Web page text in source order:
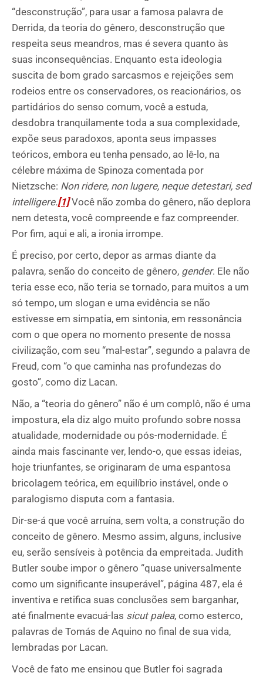
“desconstrução”, para usar a famosa palavra de
Derrida, da teoria do gênero, desconstrução que
respeita seus meandros, mas é severa quanto às
suas inconsequências. Enquanto esta ideologia
suscita de bom grado sarcasmos e rejeições sem
rodeios entre os conservadores, os reacionários, os
partidários do senso comum, você a estuda,
desdobra tranquilamente toda a sua complexidade,
expõe seus paradoxos, aponta seus impasses
teóricos, embora eu tenha pensado, ao lê-lo, na
célebre máxima de Spinoza comentada por
Nietzsche: Non ridere, non lugere, neque detestari, sed
intelligere.[1]Você não zomba do gênero, não deplora
nem detesta, você compreende e faz compreender.
Por fim, aqui e ali, a ironia irrompe.
É preciso, por certo, depor as armas diante da
palavra, senão do conceito de gênero, gender. Ele não
teria esse eco, não teria se tornado, para muitos a um
só tempo, um slogan e uma evidência se não
estivesse em simpatia, em sintonia, em ressonância
com o que opera no momento presente de nossa
civilização, com seu “mal-estar”, segundo a palavra de
Freud, com “o que caminha nas profundezas do
gosto”, como diz Lacan.
Não, a “teoria do gênero” não é um complô, não é uma
impostura, ela diz algo muito profundo sobre nossa
atualidade, modernidade ou pós-modernidade. É
ainda mais fascinante ver, lendo-o, que essas ideias,
hoje triunfantes, se originaram de uma espantosa
bricolagem teórica, em equilíbrio instável, onde o
paralogismo disputa com a fantasia.
Dir-se-á que você arruína, sem volta, a construção do
conceito de gênero. Mesmo assim, alguns, inclusive
eu, serão sensíveis à potência da empreitada. Judith
Butler soube impor o gênero “quase universalmente
como um significante insuperável”, página 487, ela é
inventiva e retifica suas conclusões sem barganhar,
até finalmente evacuá-las sicut palea, como esterco,
palavras de Tomás de Aquino no final de sua vida,
lembradas por Lacan.
Você de fato me ensinou que Butler foi sagrada